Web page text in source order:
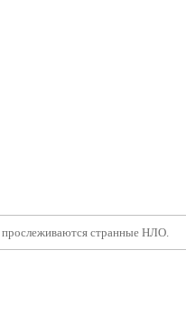
прослеживаются странные НЛО.